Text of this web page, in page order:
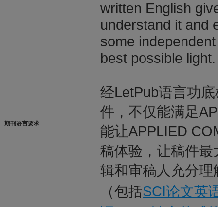
期刊语言要求
written English
understand it and
some
best possible light.
经LetPub语言功
件，不仅能满足
能让APPLIED
稿体验，让稿件
辑和审稿人充分
（包括SCI论文英